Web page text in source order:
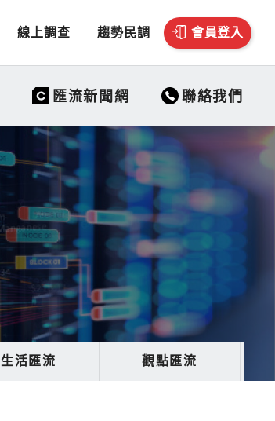
線上調查 趨勢民調 會員登入
匯流新聞網 聯絡我們
生活匯流 觀點匯流